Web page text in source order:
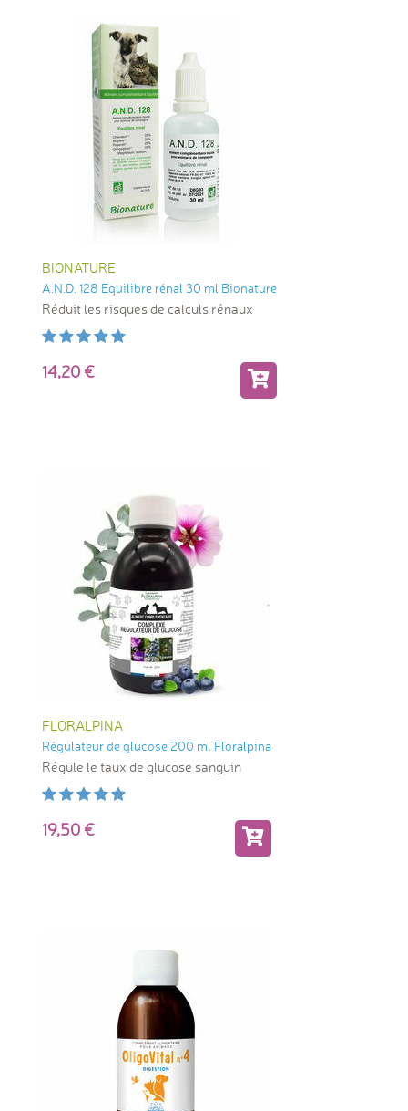
BIONATURE
A.N.D. 128 Equilibre rénal 30 ml Bionature
Réduit les risques de calculs rénaux
14,20
FLORALPINA
Régulateur de glucose 200 ml Floralpina
Régule le taux de glucose sanguin
19,50